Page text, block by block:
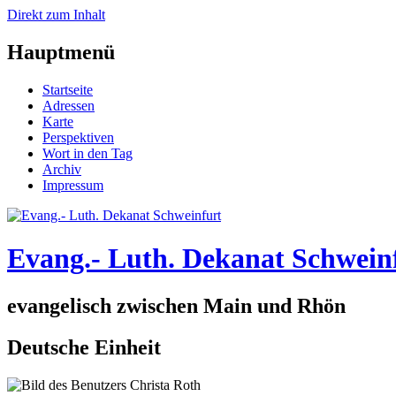
Direkt zum Inhalt
Hauptmenü
Startseite
Adressen
Karte
Perspektiven
Wort in den Tag
Archiv
Impressum
Evang.- Luth. Dekanat
evangelisch zwischen Main und Rhön
Deutsche Einheit